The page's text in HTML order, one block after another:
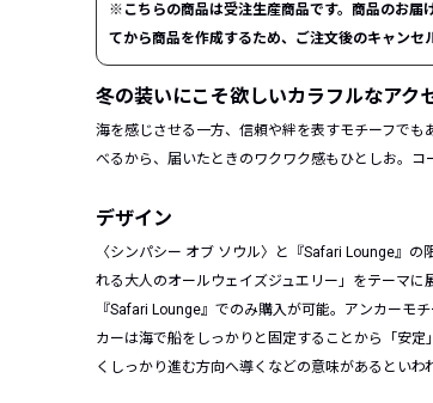
※こちらの商品は受注生産商品です。商品のお届
てから商品を作成するため、ご注文後のキャンセ
冬の装いにこそ欲しいカラフルなアク
海を感じさせる一方、信頼や絆を表すモチーフで
べるから、届いたときのワクワク感もひとしお。コ
デザイン
〈シンパシー オブ ソウル〉と『Safari Lounge』
れる大人のオールウェイズジュエリー」をテーマに
『Safari Lounge』でのみ購入が可能。アンカーモ
カーは海で船をしっかりと固定することから「安
くしっかり進む方向へ導くなどの意味があるといわ